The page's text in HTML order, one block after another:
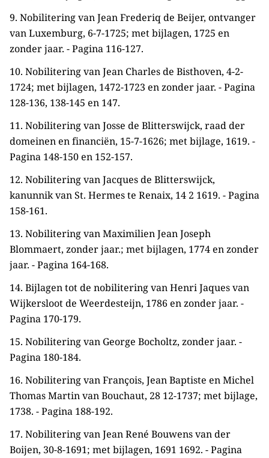
9. Nobilitering van Jean Frederiq de Beijer, ontvanger
van Luxemburg, 6-7-1725; met bijlagen, 1725 en
zonder jaar. - Pagina 116-127.
10. Nobilitering van Jean Charles de Bisthoven, 4-2-
1724; met bijlagen, 1472-1723 en zonder jaar. - Pagina
128-136, 138-145 en 147.
11. Nobilitering van Josse de Blitterswijck, raad der
domeinen en financiën, 15-7-1626; met bijlage, 1619. -
Pagina 148-150 en 152-157.
12. Nobilitering van Jacques de Blitterswijck,
kanunnik van St. Hermes te Renaix, 14 2 1619. - Pagina
158-161.
13. Nobilitering van Maximilien Jean Joseph
Blommaert, zonder jaar.; met bijlagen, 1774 en zonder
jaar. - Pagina 164-168.
14. Bijlagen tot de nobilitering van Henri Jaques van
Wijkersloot de Weerdesteijn, 1786 en zonder jaar. -
Pagina 170-179.
15. Nobilitering van George Bocholtz, zonder jaar. -
Pagina 180-184.
16. Nobilitering van François, Jean Baptiste en Michel
Thomas Martin van Bouchaut, 28 12-1737; met bijlage,
1738. - Pagina 188-192.
17. Nobilitering van Jean René Bouwens van der
Boijen, 30-8-1691; met bijlagen, 1691 1692. - Pagina